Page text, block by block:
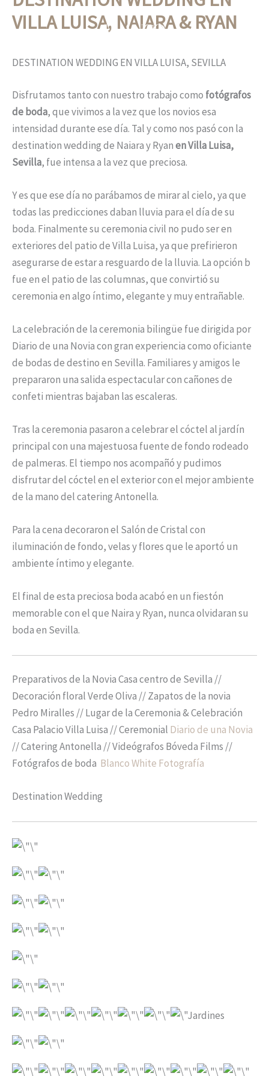
VILLA LUISA, NAIARA & RYAN
DESTINATION WEDDING EN VILLA LUISA, SEVILLA
Disfrutamos tanto con nuestro trabajo como fotógrafos
de boda, que vivimos a la vez que los novios esa
intensidad durante ese día. Tal y como nos pasó con la
destination wedding de Naiara y Ryanen Villa Luisa,
Sevilla, fue intensa a la vez que preciosa.
Y es que ese día no parábamos de mirar al cielo, ya que
todas las predicciones daban lluvia para el día de su
boda. Finalmente su ceremonia civil no pudo ser en
exteriores del patio de Villa Luisa, ya que prefirieron
asegurarse de estar a resguardo de la lluvia. La opción b
fue en el patio de las columnas, que convirtió su
ceremonia en algo íntimo, elegante y muy entrañable.
La celebración de la ceremonia bilingüe fue dirigida por
Diario de una Novia con gran experiencia como oficiante
de bodas de destino en Sevilla. Familiares y amigos le
prepararon una salida espectacular con cañones de
confeti mientras bajaban las escaleras.
Tras la ceremonia pasaron a celebrar el cóctel al jardín
principal con una majestuosa fuente de fondo rodeado
de palmeras. El tiempo nos acompañó y pudimos
disfrutar del cóctel en el exterior con el mejor ambiente
de la mano del catering Antonella.
Para la cena decoraron el Salón de Cristal con
iluminación de fondo, velas y flores que le aportó un
ambiente íntimo y elegante.
El final de esta preciosa boda acabó en un fiestón
memorable con el que Naira y Ryan, nunca olvidaran su
boda en Sevilla.
Preparativos de la Novia Casa centro de Sevilla //
Decoración floral Verde Oliva // Zapatos de la novia
Pedro Miralles // Lugar de la Ceremonia & Celebración
Casa Palacio Villa Luisa // Ceremonial Diario de una Novia
// Catering Antonella // Videógrafos Bóveda Films //
Fotógrafos de boda Blanco White Fotografía
Destination Wedding